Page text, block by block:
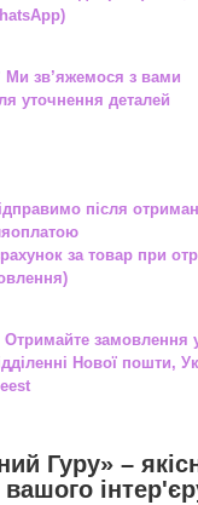
Ми зв’яжемося з вами
уточнення деталей
після
за товар при
замовлення
Нової пошти,
Гуру» –
вашого